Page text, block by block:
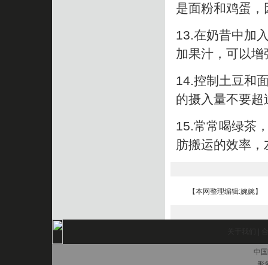
是面粉和鸡蛋
13.在奶昔中加
加果汁，可以增
14.控制土豆和
的摄入量不要
15.常常喝绿茶
肪搬运的效率
【本网整理编辑:婉婉】
中